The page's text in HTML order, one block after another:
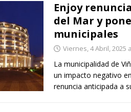
Enjoy
del Mar y
municipales
Viernes, 4 Abril, 2025
La municipalidad de
un impacto negativo
renuncia anticipada a